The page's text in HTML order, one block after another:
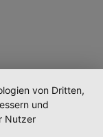
von Dritten,
und
Nutzer